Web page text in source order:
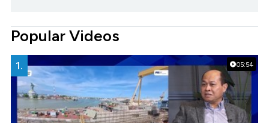
Popular Videos
05:54
1.